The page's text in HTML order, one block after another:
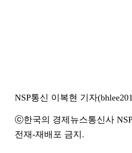
NSP통신 이복현 기자
ⓒ한국의 경제뉴스통신사
전재-재배포 금지.